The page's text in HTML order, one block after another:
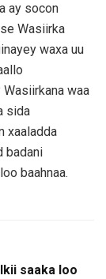
ay socon
Wasiirka
waxa uu
waa
sida
xaaladda
badani
baahnaa.
saaka loo